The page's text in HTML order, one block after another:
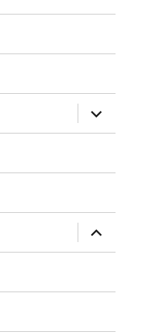
ouvrir
le
sous-
ouvrir
le
sous-